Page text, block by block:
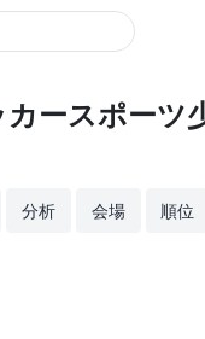
スポーツ
分析 会場 順位